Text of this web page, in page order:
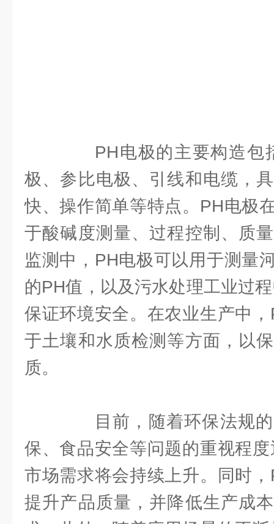
PH电极的主要构造包
极、参比电极、引线和电缆，
快、操作简单等特点。PH电极
于酸碱度测量、过程控制、质
监测中，PH电极可以用于测量
的PH值，以及污水处理工业过
保证环境安全。在农业生产中
于土壤和水质检测等方面，以
质。
目前，随着环保法规的
保、食品安全等问题的重视程
市场需求将会持续上升。同时
提升产品质量，并降低生产成